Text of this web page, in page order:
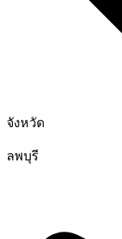
จังหวัด
ลพบุรี